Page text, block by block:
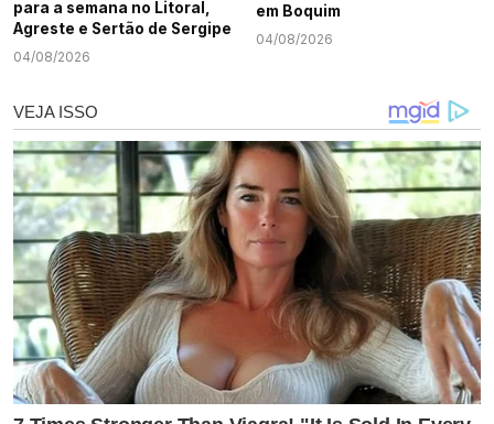
para a semana no Litoral,
Agreste e Sertão de Sergipe
04/08/2026
em Boquim
04/08/2026